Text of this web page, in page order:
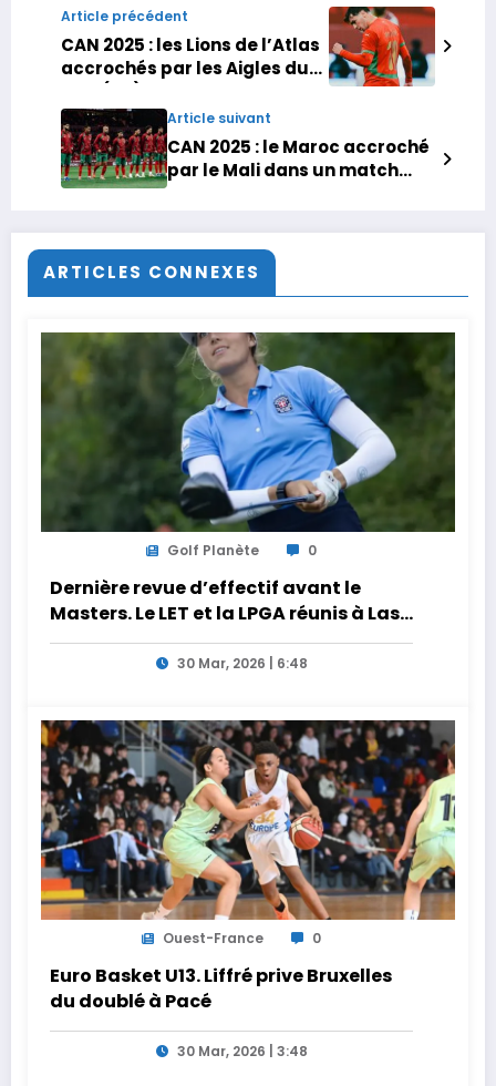
Article précédent
CAN 2025 : les Lions de l’Atlas
accrochés par les Aigles du
Article suivant
CAN 2025 : le Maroc accroché
par le Mali dans un match
ARTICLES CONNEXES
Golf Planète 0
Dernière revue d’effectif avant le
Masters. Le LET et la LPGA réunis à Las
Vegas au programme de la semaine
30 Mar, 2026 | 6:48
Ouest-France 0
Euro Basket U13. Liffré prive Bruxelles
du doublé à Pacé
30 Mar, 2026 | 3:48